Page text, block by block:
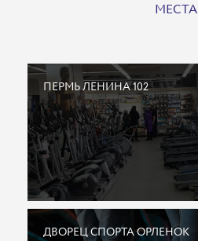
МЕСТА
ПЕРМЬ ЛЕНИНА 102
ДВОРЕЦ СПОРТА ОРЛЕНОК